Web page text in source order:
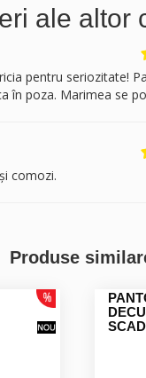
ale altor
pentru seriozitate!
în poza. Marimea se
comozi.
Produse